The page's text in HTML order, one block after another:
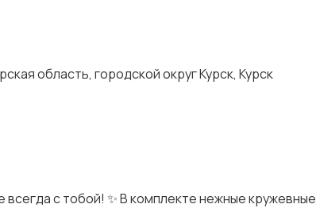
область, городской округ Курск, Курск
с тобой! ✨ В комплекте нежные кружевные